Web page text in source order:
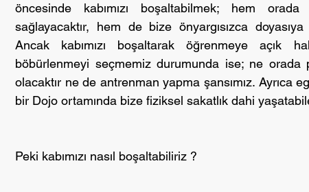
öncesinde kabımızı boşaltabilmek; hem
sağlayacaktır, hem de bize önyargısızca
Ancak kabımızı boşaltarak öğrenmeye açık
böbürlenmeyi seçmemiz durumunda ise; ne orada
olacaktır ne de antrenman yapma şansımız. Ayrıca
bir Dojo ortamında bize fiziksel sakatlık dahi
Peki kabımızı nasıl boşaltabiliriz ?